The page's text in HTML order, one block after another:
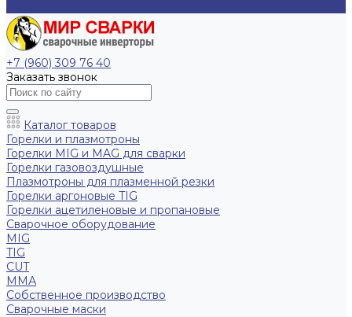
+7 (960) 309 76 40
Заказать звонок
Каталог товаров
Горелки и плазмотроны
Горелки MIG и MAG для сварки
Горелки газовоздушные
Плазмотроны для плазменной резки
Горелки аргоновые TIG
Горелки ацетиленовые и пропановые
Сварочное оборудование
MIG
TIG
CUT
ММА
Собственное производство
Сварочные маски